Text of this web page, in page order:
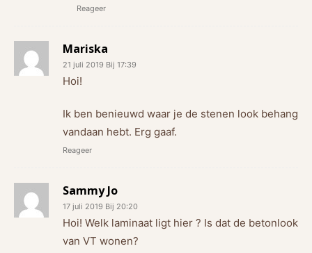
Reageer
Mariska
21 juli 2019 Bij 17:39
Hoi!
Ik ben benieuwd waar je de stenen look behang
vandaan hebt. Erg gaaf.
Reageer
Sammy Jo
17 juli 2019 Bij 20:20
Hoi! Welk laminaat ligt hier ? Is dat de betonlook
van VT wonen?